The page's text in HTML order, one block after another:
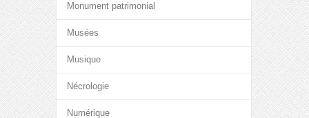
Monument patrimonial
Musées
Musique
Nécrologie
Numérique